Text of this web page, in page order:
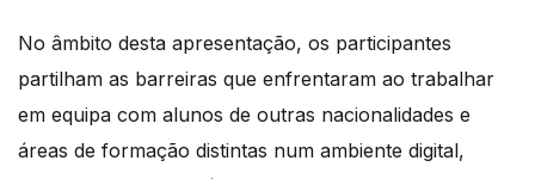
No âmbito desta apresentação, os participantes
partilham as barreiras que enfrentaram ao trabalhar
em equipa com alunos de outras nacionalidades e
áreas de formação distintas num ambiente digital,